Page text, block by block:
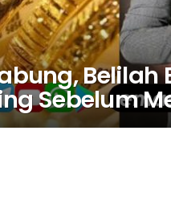
Belilah
Sebelum